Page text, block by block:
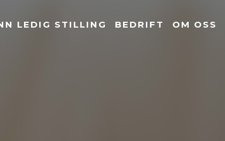
LEDIG STILLING BEDRIFT OM OSS